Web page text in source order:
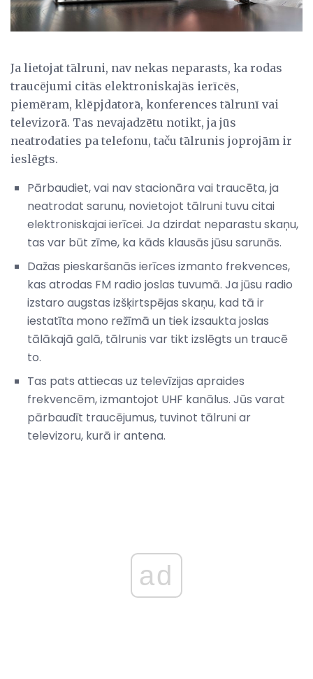
Ja lietojat tālruni, nav nekas neparasts, ka rodas
traucējumi citās elektroniskajās ierīcēs,
piemēram, klēpjdatorā, konferences tālrunī vai
televizorā. Tas nevajadzētu notikt, ja jūs
neatrodaties pa telefonu, taču tālrunis joprojām ir
ieslēgts.
Pārbaudiet, vai nav stacionāra vai traucēta, ja
neatrodat sarunu, novietojot tālruni tuvu citai
elektroniskajai ierīcei. Ja dzirdat neparastu skaņu,
tas var būt zīme, ka kāds klausās jūsu sarunās.
Dažas pieskaršanās ierīces izmanto frekvences,
kas atrodas FM radio joslas tuvumā. Ja jūsu radio
izstaro augstas izšķirtspējas skaņu, kad tā ir
iestatīta mono režīmā un tiek izsaukta joslas
tālākajā galā, tālrunis var tikt izslēgts un traucē
to.
Tas pats attiecas uz televīzijas apraides
frekvencēm, izmantojot UHF kanālus. Jūs varat
pārbaudīt traucējumus, tuvinot tālruni ar
televizoru, kurā ir antena.
ad